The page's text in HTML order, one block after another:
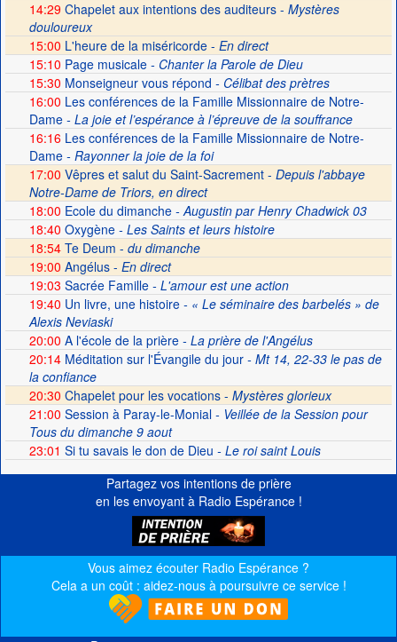
14:29 Chapelet aux intentions des auditeurs - Mystères
douloureux
15:00 L'heure de la miséricorde - En direct
15:10 Page musicale- Chanter la Parole de Dieu
15:30 Monseigneur vous répond - Célibat des prètres
16:00 Les conférences de la Famille Missionnaire de Notre-
Dame- La joie et l’espérance à l’épreuve de la souffrance
16:16Les conférences de la Famille Missionnaire de Notre-
Dame- Rayonner la joie de la foi
17:00 Vêpres et salut du Saint-Sacrement - Depuis l'abbaye
Notre-Dame de Triors, en direct
18:00 Ecole du dimanche- Augustin par Henry Chadwick 03
18:40 Oxygène- Les Saints et leurs histoire
18:54Te Deum - du dimanche
19:00 Angélus - En direct
19:03 Sacrée Famille- L'amour est une action
19:40 Un livre, une histoire- « Le séminaire des barbelés » de
Alexis Neviaski
20:00 A l'école de la prière- La prière de l'Angélus
20:14Méditation sur l'Évangile du jour- Mt 14, 22-33 le pas de
la confiance
20:30 Chapelet pour les vocations - Mystères glorieux
21:00 Session à Paray-le-Monial- Veillée de la Session pour
Tous du dimanche 9 aout
23:01 Si tu savais le don de Dieu - Le roi saint Louis
Partagez vos intentions de prière
en les envoyant à Radio Espérance !
Vous aimez écouter Radio Espérance ?
Cela a un coût : aidez-nous à poursuivre ce service !